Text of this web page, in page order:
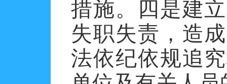
措施。四是建
失职失责，造
法依纪依规追